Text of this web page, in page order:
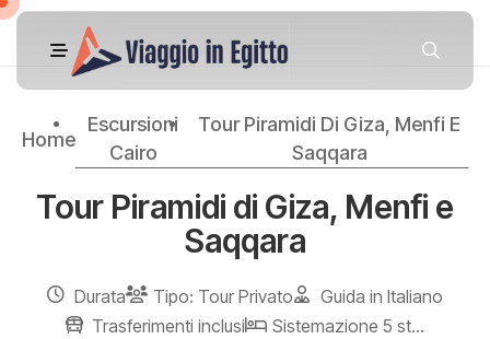
Home
Escursioni
Cairo
Tour Piramidi Di Giza, Menfi E
Saqqara
Tour Piramidi di Giza, Menfi e
Saqqara
Durata Tipo: Tour Privato
Guida in Italiano
Trasferimenti inclusi
Sistemazione 5 stelle